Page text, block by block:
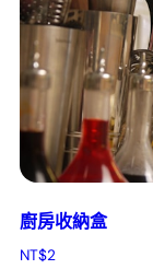
廚房收納盒
NT$2